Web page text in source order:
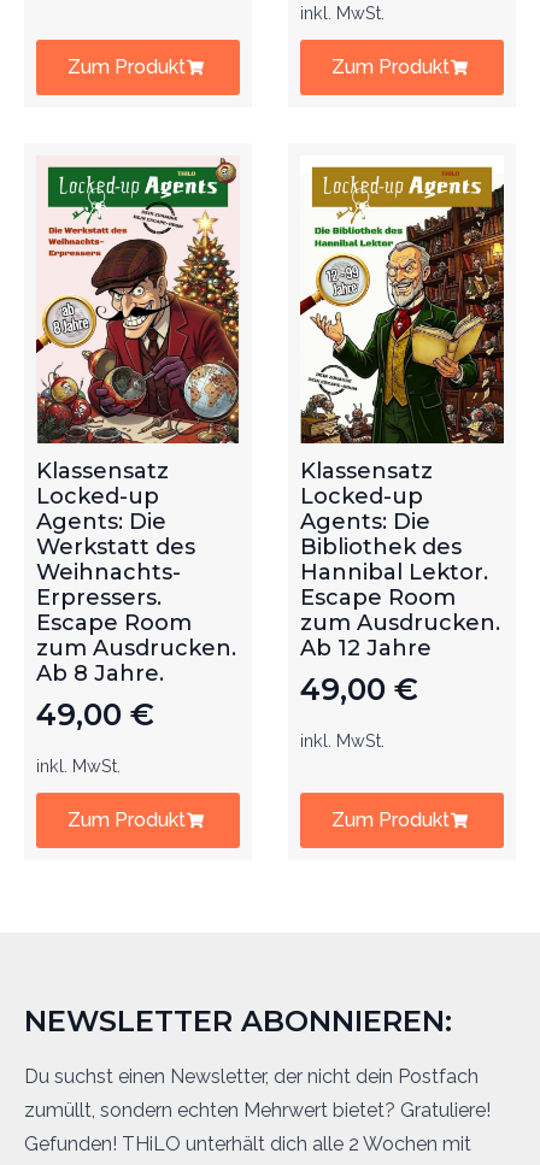
Zum Produkt
inkl. MwSt.
Zum Produkt
Klassensatz
Locked-up
Agents: Die
Werkstatt des
Weihnachts-
Erpressers.
Escape Room
zum Ausdrucken.
Ab 8 Jahre.
49,00 €
inkl. MwSt.
Zum Produkt
Klassensatz
Locked-up
Agents: Die
Bibliothek des
Hannibal Lektor.
Escape Room
zum Ausdrucken.
Ab 12 Jahre
49,00 €
inkl. MwSt.
Zum Produkt
NEWSLETTER ABONNIEREN:
Du suchst einen Newsletter, der nicht dein Postfach
zumüllt, sondern echten Mehrwert bietet? Gratuliere!
Gefunden! THiLO unterhält dich alle 2 Wochen mit